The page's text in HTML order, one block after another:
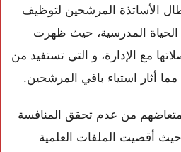
الأساتذة المرشحين لتوظيف
الحياة المدرسية، حيث ظهرت
مع الإدارة، و التي تستفيد من
مما أثار استياء باقي المرشحين.
من عدم تحقق المنافسة
أقصيت الملفات العلمية